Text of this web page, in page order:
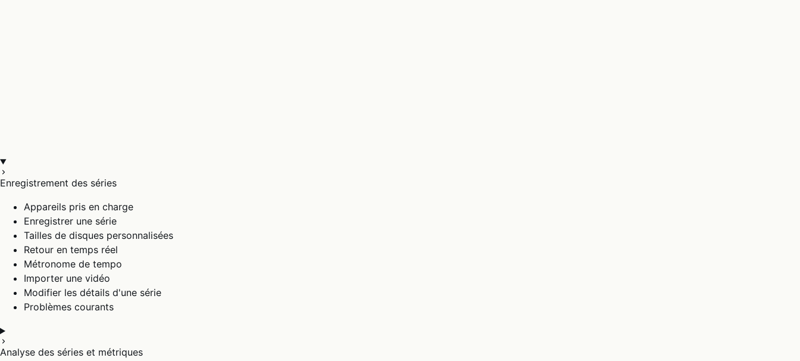
Enregistrement des séries
Appareils pris en charge
Enregistrer une série
Tailles de disques personnalisées
Retour en temps réel
Métronome de tempo
Importer une vidéo
Modifier les détails d'une série
Problèmes courants
Analyse des séries et métriques